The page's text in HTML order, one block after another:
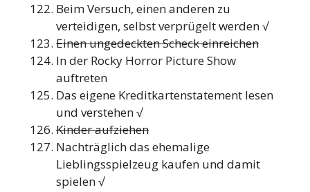
Beim Versuch, einen anderen zu
verteidigen, selbst verprügelt werden √
Einen ungedeckten Scheck einreichen
In der Rocky Horror Picture Show
auftreten
Das eigene Kreditkartenstatement lesen
und verstehen √
Kinder aufziehen
Nachträglich das ehemalige
Lieblingsspielzeug kaufen und damit
spielen √